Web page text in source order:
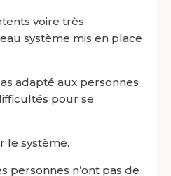
voire très
système mis en place
adapté aux personnes
pour se
le système.
personnes n’ont pas de